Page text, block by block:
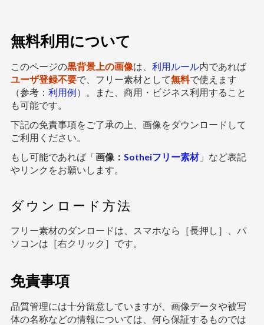
無料利用について
このページの黒背景上の画像は、 利用ルール内であれば
ユーザ登録不要で、フリー素材として無料で使えます
（参考： 利用例）。また、商用・ビジネス利用すること
も可能です。
下記の免責事項をご了承の上、画像をダウンロードして
ご利用ください。
もし可能であれば「画像： Sotheiフリー素材」など表記
やリンクをお願いします。
ダウンロード方法
フリー素材のダンロードは、スマホなら［長押し］、パ
ソコンは［右クリック］です。
免責事項
品質管理には十分留意していますが、画像データや被写
体の名称などの情報については、何ら保証するものでは